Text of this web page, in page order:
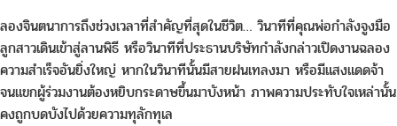
ลองจินตนาการถึงช่วงเวลาที่สำคัญที่สุดในชีวิต… วินาทีที่คุณพ่อกำลังจูงมือ
ลูกสาวเดินเข้าสู่ลานพิธี หรือวินาทีที่ประธานบริษัทกำลังกล่าวเปิดงานฉลอง
ความสำเร็จอันยิ่งใหญ่ หากในวินาทีนั้นมีสายฝนเทลงมา หรือมีแสงแดดจ้า
จนแขกผู้ร่วมงานต้องหยิบกระดาษขึ้นมาบังหน้า ภาพความประทับใจเหล่านั้น
คงถูกบดบังไปด้วยความทุลักทุเล